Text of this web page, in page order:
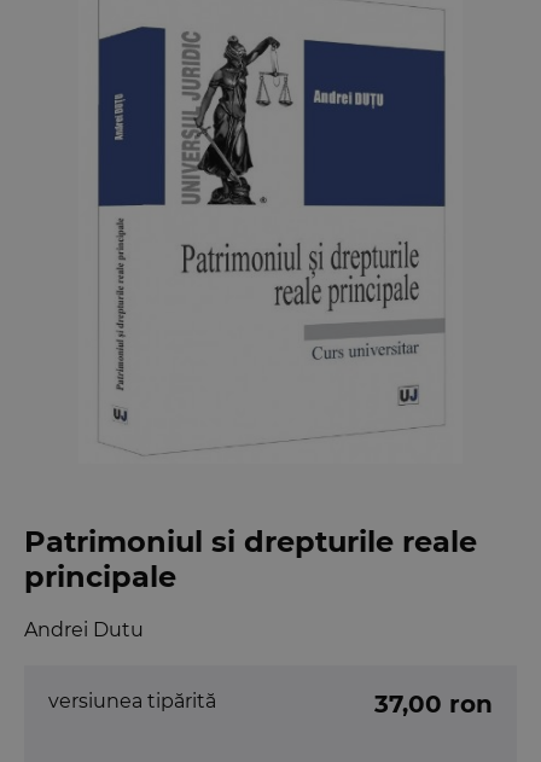
Patrimoniul si drepturile reale
principale
Andrei Dutu
versiunea tipărită 37,00 ron